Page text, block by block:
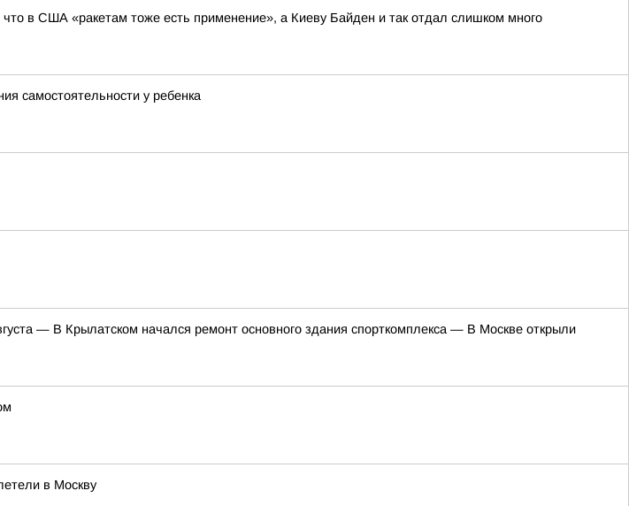
в США «ракетам тоже есть применение», а Киеву Байден и так отдал слишком много
самостоятельности у ребенка
— В Крылатском начался ремонт основного здания спорткомплекса — В Москве открыли
в Москву